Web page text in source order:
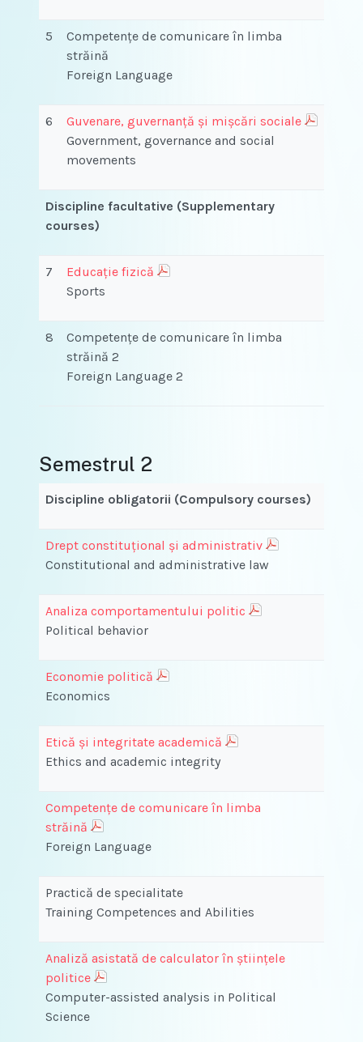
5
Competenţe de comunicare în limba
străină
Foreign Language
6
Guvenare, guvernanță și mișcări sociale
Government, governance and social
movements
Discipline facultative (Supplementary
courses)
7
Educație fizică
Sports
8
Competenţe de comunicare în limba
străină 2
Foreign Language 2
Semestrul 2
Discipline obligatorii (Compulsory courses)
Drept constituțional și administrativ
Constitutional and administrative law
Analiza comportamentului politic
Political behavior
Economie politică
Economics
Etică și integritate academică
Ethics and academic integrity
Competenţe de comunicare în limba
străină
Foreign Language
Practică de specialitate
Training Competences and Abilities
Analiză asistată de calculator în ştiinţele
politice
Computer-assisted analysis in Political
Science